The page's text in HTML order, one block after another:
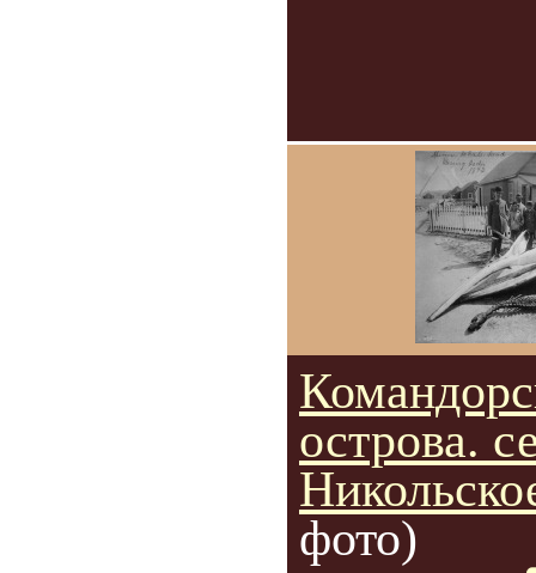
острова.
фото)